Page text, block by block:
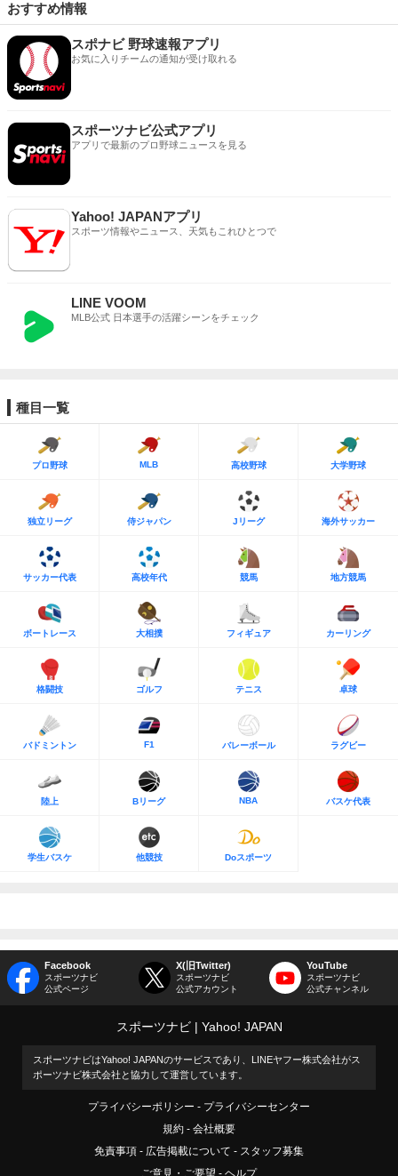
おすすめ情報
スポナビ 野球速報アプリ
お気に入りチームの通知が受け取れる
スポーツナビ公式アプリ
アプリで最新のプロ野球ニュースを見る
Yahoo! JAPANアプリ
スポーツ情報やニュース、天気もこれひとつで
LINE VOOM
MLB公式 日本選手の活躍シーンをチェック
種目一覧
プロ野球 MLB 高校野球 大学野球
独立リーグ 侍ジャパン Jリーグ 海外サッカー
サッカー代表 高校年代 競馬 地方競馬
ボートレース 大相撲 フィギュア カーリング
格闘技 ゴルフ テニス 卓球
バドミントン F1 バレーボール ラグビー
陸上 Bリーグ NBA バスケ代表
学生バスケ 他競技 Doスポーツ
Facebook
スポーツナビ
公式ページ
X(旧Twitter)
スポーツナビ
公式アカウント
YouTube
スポーツナビ
公式チャンネル
スポーツナビ Yahoo! JAPAN
スポーツナビはYahoo! JAPANのサービスであり、LINEヤフー株式会社がス
ポーツナビ株式会社と協力して運営しています。
プライバシーポリシー
プライバシーセンター
規約
会社概要
免責事項
広告掲載について
スタッフ募集
ご意見・ご要望
ヘルプ